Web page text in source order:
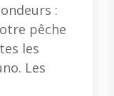
:
pêche
les
Les